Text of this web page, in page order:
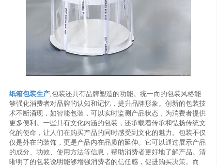
纸箱包装生产 ,包装还具有品牌塑造的功能。统一而的包装风格能
够强化消费者对品牌的认知和记忆，提升品牌形象。创新的包装技
术不断涌现，如智能包装，可以实时监测产品状态，为消费者提供
更多便利。一些具有文化内涵的包装，还承载着传承和弘扬传统文
化的使命，让人们在购买产品的同时感受到文化的魅力。包装不仅
仅是外在的装饰，更是产品内在品质的延伸。它可以通过展示产品
的成分、功效、使用方法等信息，帮助消费者更好地了解产品。清
晰明了的包装说明能够增强消费者的信任感，促进购买决策。而